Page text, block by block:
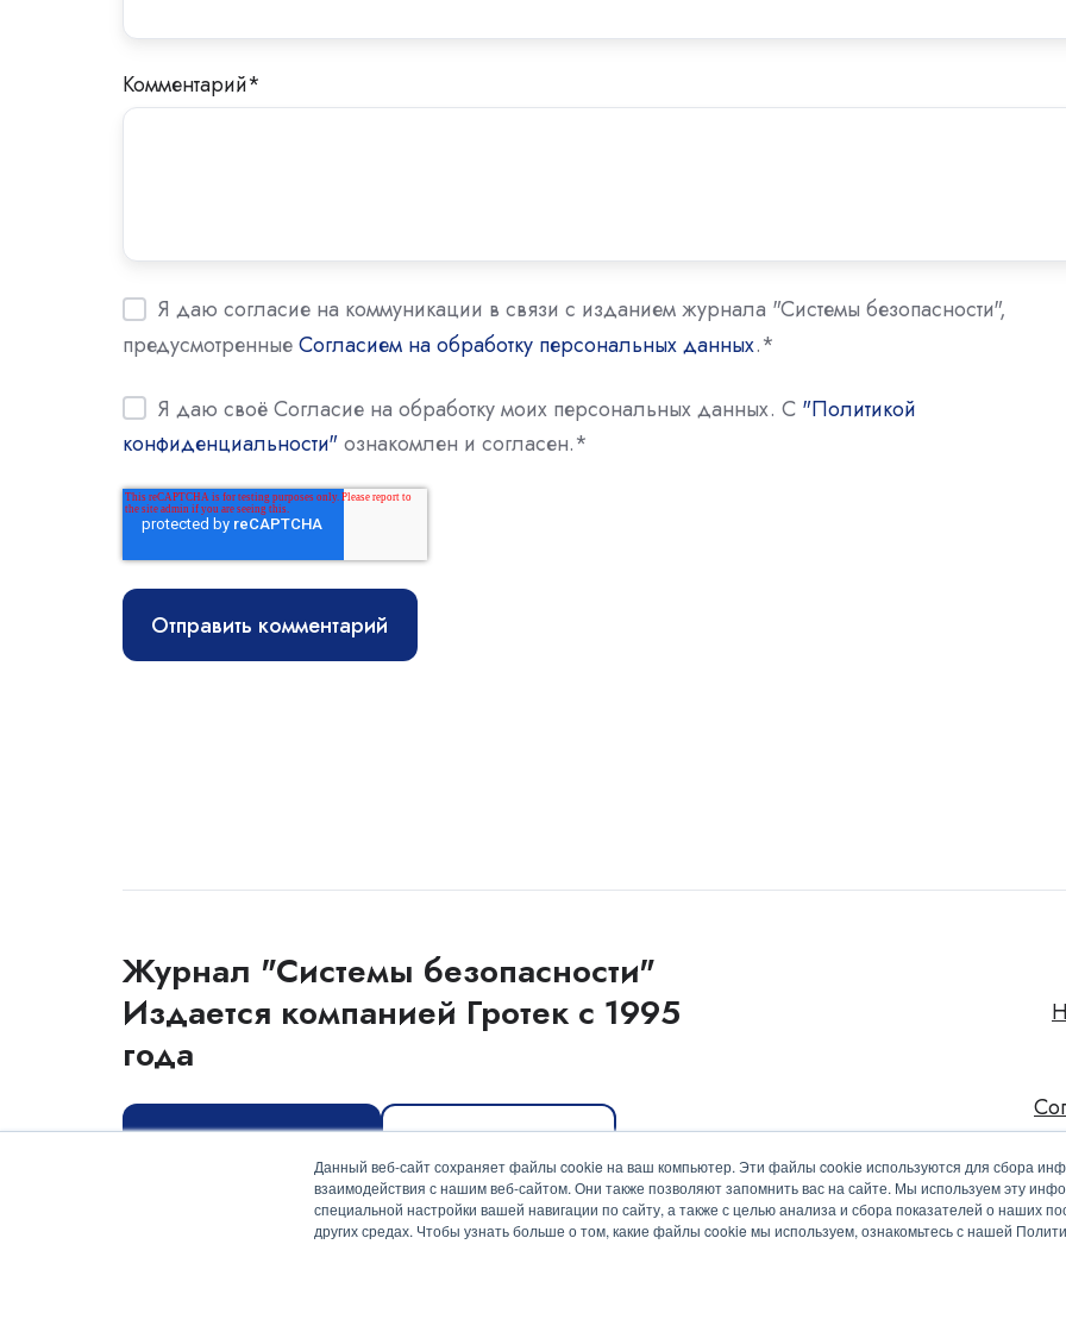
Данный веб-сайт сохраняет файлы cookie на ваш компьютер. Эти файлы cookie используются для сбора
взаимодействия с нашим веб-сайтом. Они также позволяют запомнить вас на сайте. Мы используем эту
специальной настройки вашей навигации по сайту, а также с целью анализа и сбора показателей о наших
других средах. Чтобы узнать больше о том, какие файлы cookie мы используем, ознакомьтесь с нашей
Комментарий*
Я даю согласие на коммуникации в связи с изданием журнала "Системы безопасности",
предусмотренныеСогласием на обработку персональных данных.*
Я даю своё Согласие на обработку моих персональных данных. С "Политикой
конфиденциальности"ознакомлен и согласен.*
Журнал "Системы безопасности"
Издается компанией Гротек с 1995
года
Оформить подписку Скачать медиакит